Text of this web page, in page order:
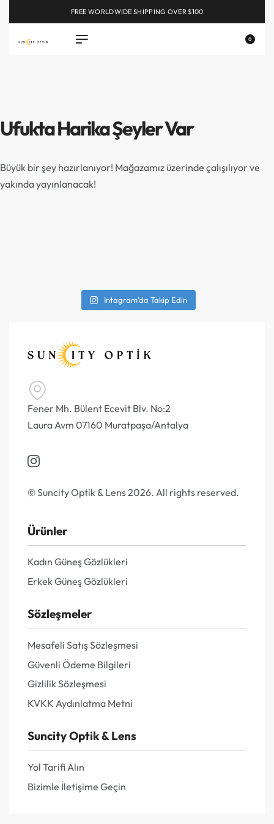
FREE WORLDWIDE SHIPPING OVER $100
0
Ufukta Harika Şeyler Var
Büyük bir şey hazırlanıyor! Mağazamız üzerinde çalışılıyor ve
yakında yayınlanacak!
Intagram'da Takip Edin
Fener Mh. Bülent Ecevit Blv. No:2
Laura Avm 07160 Muratpaşa/Antalya
© Suncity Optik & Lens 2026. All rights reserved.
Ürünler
Kadın Güneş Gözlükleri
Erkek Güneş Gözlükleri
Sözleşmeler
Mesafeli Satış Sözleşmesi
Güvenli Ödeme Bilgileri
Gizlilik Sözleşmesi
KVKK Aydınlatma Metni
Suncity Optik & Lens
Yol Tarifi Alın
Bizimle İletişime Geçin